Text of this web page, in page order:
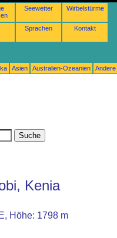
Seewetter Wirbelstürme
Sprachen Kontakt
Asien Australien-Ozeanien Andere
Kenia
Höhe: 1798 m